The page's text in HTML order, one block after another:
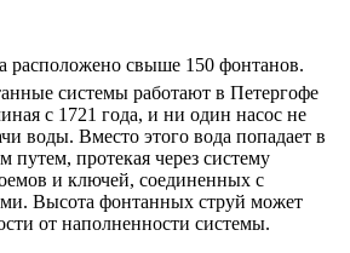
расположено свыше 150 фонтанов.
системы работают в Петергофе
с 1721 года, и ни один насос не
воды. Вместо этого вода попадает в
путем, протекая через систему
и ключей, соединенных с
Высота фонтанных струй может
от наполненности системы.